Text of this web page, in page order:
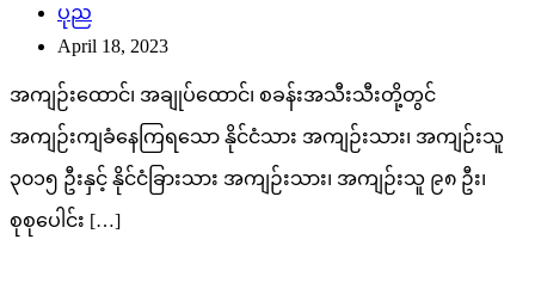
ပုည
April 18, 2023
အကျဉ်းထောင်၊ အချုပ်ထောင်၊ စခန်းအသီးသီးတို့တွင်
အကျဉ်းကျခံနေကြရသော နိုင်ငံသား အကျဉ်းသား၊ အကျဉ်းသူ
၃၀၁၅ ဦးနှင့် နိုင်ငံခြားသား အကျဉ်းသား၊ အကျဉ်းသူ ၉၈ ဦး၊
စုစုပေါင်း […]